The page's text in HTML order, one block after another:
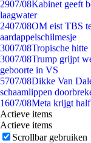
2907/08Kabinet geeft
laagwater
2407/08OM eist TBS
aardappelschilmesje
3007/08Tropische hitte
3007/08Trump grijpt
geboorte in VS
5707/08Dikke Van
schaamlippen
1607/08Meta krijgt half
Actieve items
Actieve items
Scrollbar gebruiken